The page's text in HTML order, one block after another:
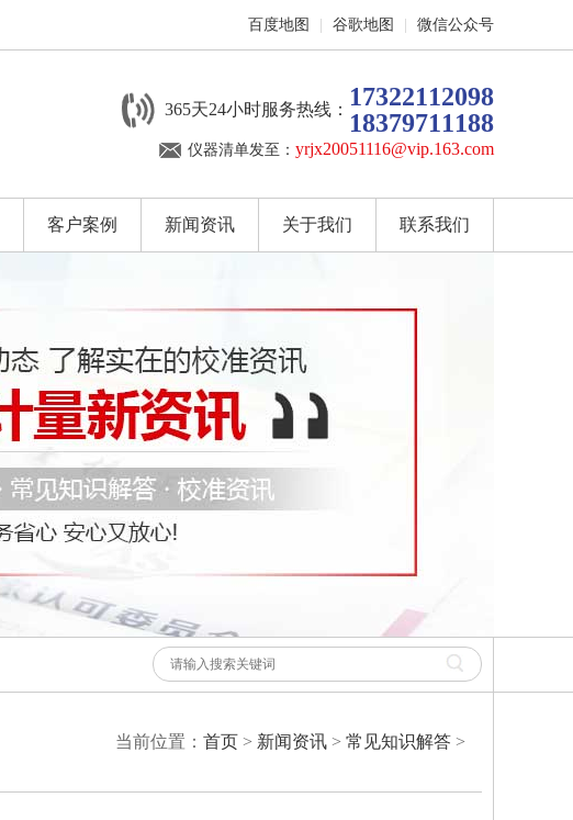
百度地图 谷歌地图 微信公众号
365天24小时服务热线： 17322112098
18379711188
仪器清单发至： yrjx20051116@vip.163.com
客户案例 新闻资讯 关于我们 联系我们
当前位置： 首页 > 新闻资讯 > 常见知识解答 >